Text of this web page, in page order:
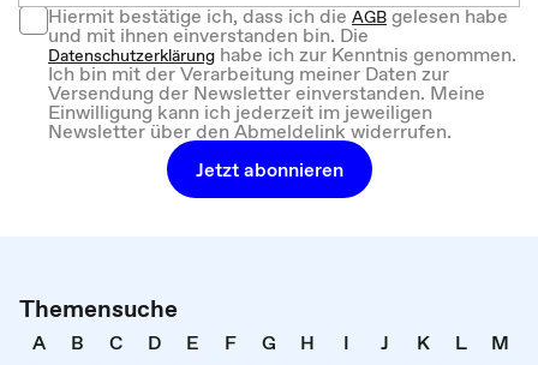
Hiermit bestätige ich, dass ich dieAGBgelesen habe
und mit ihnen einverstanden bin. Die
Datenschutzerklärung habe ich zur Kenntnis genommen.
Ich bin mit der Verarbeitung meiner Daten zur
Versendung der Newsletter einverstanden. Meine
Einwilligung kann ich jederzeit im jeweiligen
Newsletter über den Abmeldelink widerrufen.
Jetzt abonnieren
Themensuche
A B C D E F G H I J K L
M